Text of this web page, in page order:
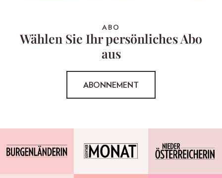
ABO
Wählen Sie Ihr persönliches Abo
aus
ABONNEMENT